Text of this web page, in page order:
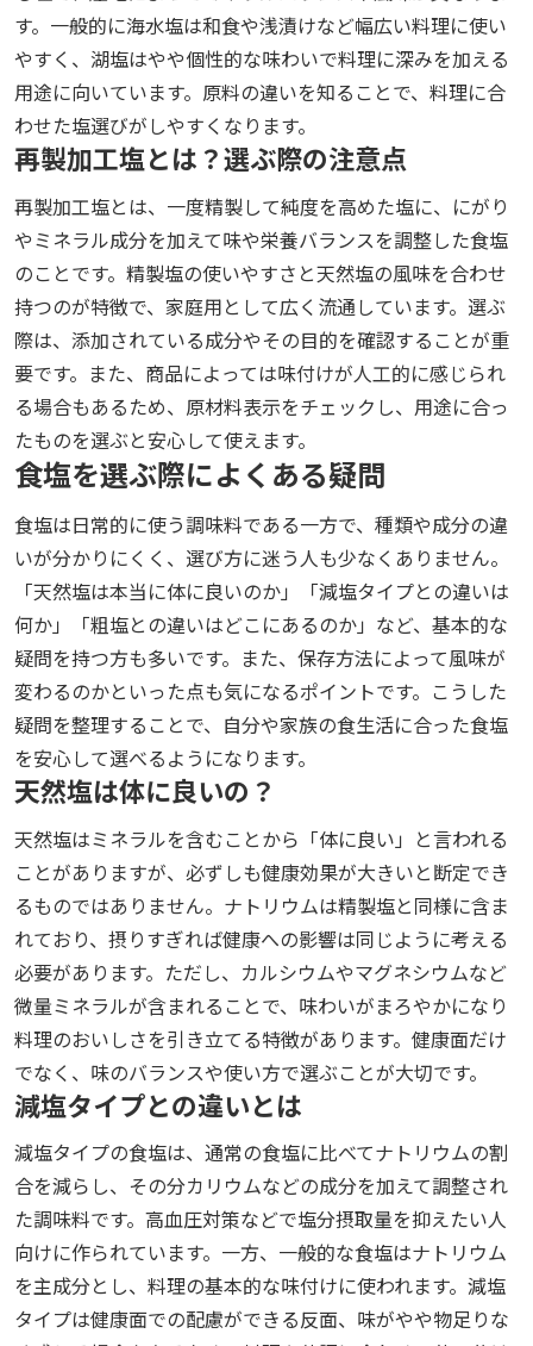
す。一般的に海水塩は和食や浅漬けなど幅広い料理に使い
やすく、湖塩はやや個性的な味わいで料理に深みを加える
用途に向いています。原料の違いを知ることで、料理に合
わせた塩選びがしやすくなります。
再製加工塩とは？選ぶ際の注意点
再製加工塩とは、一度精製して純度を高めた塩に、にがり
やミネラル成分を加えて味や栄養バランスを調整した食塩
のことです。精製塩の使いやすさと天然塩の風味を合わせ
持つのが特徴で、家庭用として広く流通しています。選ぶ
際は、添加されている成分やその目的を確認することが重
要です。また、商品によっては味付けが人工的に感じられ
る場合もあるため、原材料表示をチェックし、用途に合っ
たものを選ぶと安心して使えます。
食塩を選ぶ際によくある疑問
食塩は日常的に使う調味料である一方で、種類や成分の違
いが分かりにくく、選び方に迷う人も少なくありません。
「天然塩は本当に体に良いのか」「減塩タイプとの違いは
何か」「粗塩との違いはどこにあるのか」など、基本的な
疑問を持つ方も多いです。また、保存方法によって風味が
変わるのかといった点も気になるポイントです。こうした
疑問を整理することで、自分や家族の食生活に合った食塩
を安心して選べるようになります。
天然塩は体に良いの？
天然塩はミネラルを含むことから「体に良い」と言われる
ことがありますが、必ずしも健康効果が大きいと断定でき
るものではありません。ナトリウムは精製塩と同様に含ま
れており、摂りすぎれば健康への影響は同じように考える
必要があります。ただし、カルシウムやマグネシウムなど
微量ミネラルが含まれることで、味わいがまろやかになり
料理のおいしさを引き立てる特徴があります。健康面だけ
でなく、味のバランスや使い方で選ぶことが大切です。
減塩タイプとの違いとは
減塩タイプの食塩は、通常の食塩に比べてナトリウムの割
合を減らし、その分カリウムなどの成分を加えて調整され
た調味料です。高血圧対策などで塩分摂取量を抑えたい人
向けに作られています。一方、一般的な食塩はナトリウム
を主成分とし、料理の基本的な味付けに使われます。減塩
タイプは健康面での配慮ができる反面、味がやや物足りな